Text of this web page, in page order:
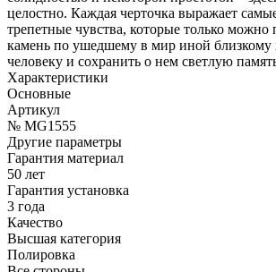
целостно. Каждая черточка выражает
трепетные чувства, которые только можно
камень по ушедшему в мир иной близкому
человеку и сохранить о нем светлую
Характеристики
Основные
Артикул
№ MG1555
Другие параметры
Гарантия материал
50 лет
Гарантия установка
3 года
Качество
Высшая категория
Полировка